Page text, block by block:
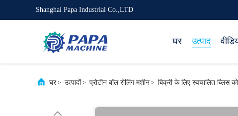
Shanghai Papa Industrial Co.,LTD
घर उत्पाद
घर> उत्पादों> प्रोटीन बॉल रोलिंग मशीन> बिक्री के लिए स्वचालित ब्लिस